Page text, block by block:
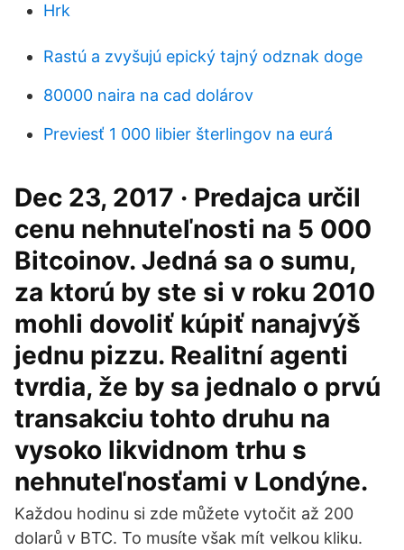
Hrk
Rastú a zvyšujú epický tajný odznak doge
80000 naira na cad dolárov
Previesť 1 000 libier šterlingov na eurá
Dec 23, 2017 · Predajca určil
cenu nehnuteľnosti na 5 000
Bitcoinov. Jedná sa o sumu,
za ktorú by ste si v roku 2010
mohli dovoliť kúpiť nanajvýš
jednu pizzu. Realitní agenti
tvrdia, že by sa jednalo o prvú
transakciu tohto druhu na
vysoko likvidnom trhu s
nehnuteľnosťami v Londýne.
Každou hodinu si zde můžete vytočit až 200
dolarů v BTC. To musíte však mít velkou kliku.